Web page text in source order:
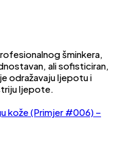
šminkera,
ali sofisticiran,
odražavaju ljepotu i
ljepote.